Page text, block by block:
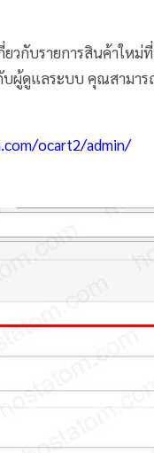
วกับรายการสินค้าใหม่
บผู้ดูแลระบบ คุณสามา
ocart2/admin/